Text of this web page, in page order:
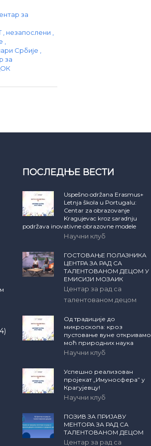
за
незапослени
Србије
за
ПОСЛЕДЊЕ ВЕСТИ
Uspešno održana Erasmus+
Letnja škola u Portugalu:
Centar za obrazovanje
Kragujevac kroz saradnju
podržava inovativne obrazovne modele
Научни клуб
ГОСТОВАЊЕ ПОЛАЗНИКА
ЦЕНТРА ЗА РАД СА
ТАЛЕНТОВАНОМ ДЕЦОМ У
ЕМИСИЈИ МОЗАИК
Центар за рад са
талентованом децом
Од традиције до
микроскопа: кроз
пустовање вуне откривамо
моћ природних наука
Научни клуб
Успешно реализован
пројекат „Имуносфера” у
Крагујевцу!
Научни клуб
ПОЗИВ ЗА ПРИЈАВУ
МЕНТОРА ЗА РАД СА
ТАЛЕНТОВАНОМ ДЕЦОМ
Центар за рад са